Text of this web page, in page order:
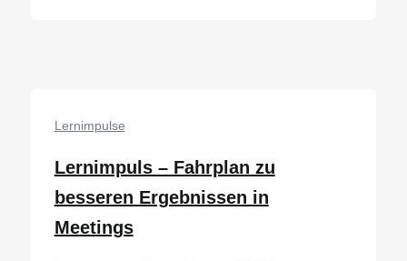
besser
Lernimpulse
Lernimpuls – Fahrplan zu
besseren Ergebnissen in
Meetings